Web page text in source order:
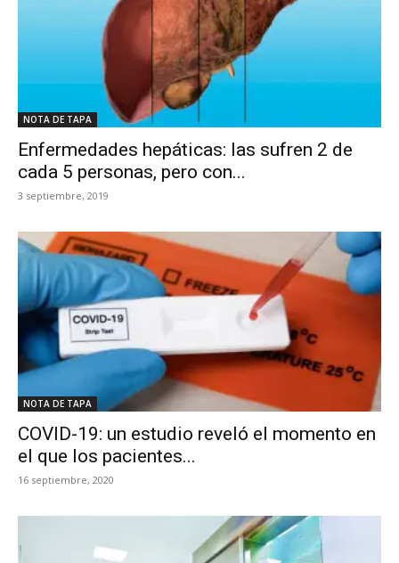
NOTA DE TAPA
Enfermedades hepáticas: las sufren 2 de
cada 5 personas, pero con...
3 septiembre, 2019
NOTA DE TAPA
COVID-19: un estudio reveló el momento en
el que los pacientes...
16 septiembre, 2020